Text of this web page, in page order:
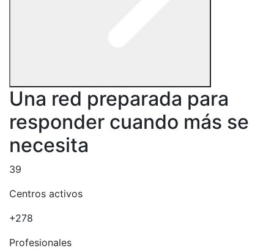
Una red preparada para
responder cuando más se
necesita
39
Centros activos
+278
Profesionales